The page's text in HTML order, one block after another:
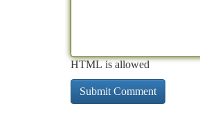
HTML is allowed